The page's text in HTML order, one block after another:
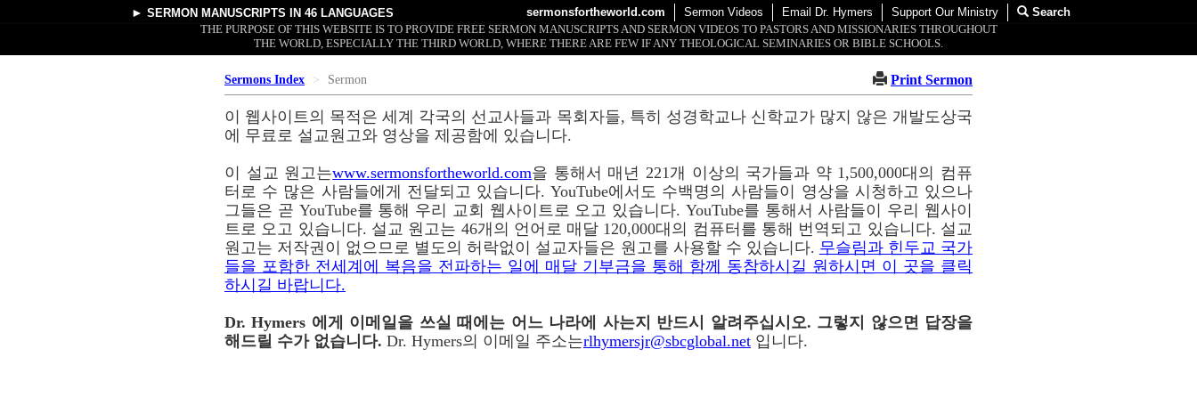
► SERMON MANUSCRIPTS IN 46 LANGUAGES sermonsfortheworld.com Sermon Videos Email Dr. Hymers Support Our Ministry
Search
THE PURPOSE OF THIS WEBSITE IS TO PROVIDE FREE SERMON MANUSCRIPTS AND SERMON VIDEOS TO PASTORS AND MISSIONARIES THROUGHOUT
THE WORLD, ESPECIALLY THE THIRD WORLD, WHERE THERE ARE FEW IF ANY THEOLOGICAL SEMINARIES OR BIBLE SCHOOLS.
Sermons Index Sermon Print Sermon
이 웹사이트의 목적은 세계 각국의 선교사들과 목회자들, 특히 성경학교나 신학교가 많지 않은 개발도상국
에 무료로 설교원고와 영상을 제공함에 있습니다.
이 설교 원고는www.sermonsfortheworld.com을 통해서 매년 221개 이상의 국가들과 약 1,500,000대의 컴퓨
터로 수 많은 사람들에게 전달되고 있습니다. YouTube에서도 수백명의 사람들이 영상을 시청하고 있으나
그들은 곧 YouTube를 통해 우리 교회 웹사이트로 오고 있습니다. YouTube를 통해서 사람들이 우리 웹사이
트로 오고 있습니다. 설교 원고는 46개의 언어로 매달 120,000대의 컴퓨터를 통해 번역되고 있습니다. 설교
원고는 저작권이 없으므로 별도의 허락없이 설교자들은 원고를 사용할 수 있습니다. 무슬림과 힌두교 국가
들을 포함한 전세계에 복음을 전파하는 일에 매달 기부금을 통해 함께 동참하시길 원하시면 이 곳을 클릭
하시길 바랍니다.
Dr. Hymers 에게 이메일을 쓰실 때에는 어느 나라에 사는지 반드시 알려주십시오. 그렇지 않으면 답장을
해드릴 수가 없습니다. Dr. Hymers의 이메일 주소는rlhymersjr@sbcglobal.net 입니다.